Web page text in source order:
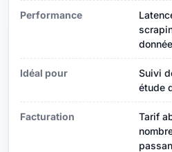
Performance
Idéal pour
Suivi
étude
Facturation
Tarif